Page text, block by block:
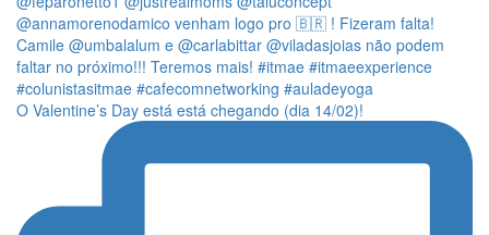
O Valentine’s Day está está chegando (dia 14/02)!